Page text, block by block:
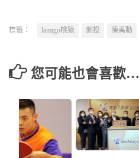
標籤： lamigo桃猿 側投 陳禹勳
您可能也會喜歡…